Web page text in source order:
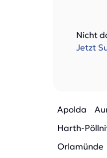
Nicht
Jetzt
Apolda
Harth-
Orlamünde